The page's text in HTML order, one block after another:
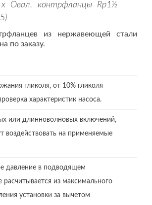
Овал. контрфланцы Rp1½
из нержавеющей стали
по заказу.
гликоля, от 10% гликоля
характеристик насоса.
или длинноволновых включений,
воздействовать на применяемые
давление в подводящем
расчитывается из максимального
установки за вычетом